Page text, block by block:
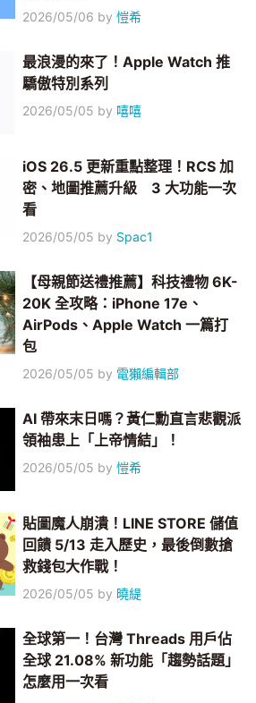
2026/05/06 by愷希
最浪漫的來了！Apple Watch 推
驕傲特別系列
2026/05/05 by 嘻嘻
iOS 26.5 更新重點整理！RCS 加
密、地圖推薦升級 3 大功能一次
看
2026/05/05 by Spac1
【母親節送禮推薦】科技禮物 6K-
20K 全攻略：iPhone 17e、
AirPods、Apple Watch 一篇打
包
2026/05/05 by 電獺編輯部
AI 帶來末日嗎？黃仁勳直言悲觀派
領袖患上「上帝情結」！
2026/05/05 by愷希
貼圖魔人崩潰！LINE STORE 儲值
回饋 5/13 走入歷史，最後倒數搶
救錢包大作戰！
2026/05/05 by 曉緹
全球第一！台灣 Threads 用戶佔
全球 21.08% 新功能「趨勢話題」
怎麼用一次看